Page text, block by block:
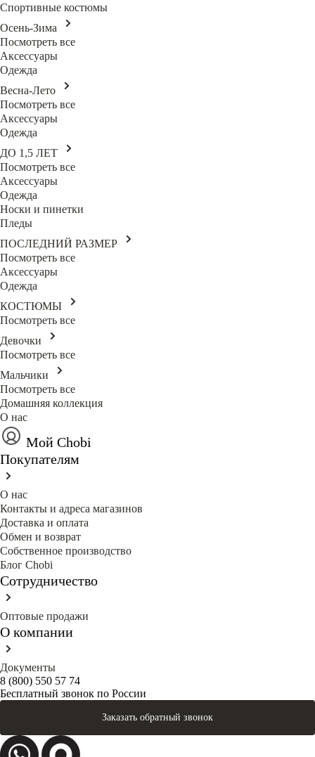
Спортивные костюмы
Осень-Зима
Посмотреть все
Аксессуары
Одежда
Весна-Лето
Посмотреть все
Аксессуары
Одежда
ДО 1,5 ЛЕТ
Посмотреть все
Аксессуары
Одежда
Носки и пинетки
Пледы
ПОСЛЕДНИЙ РАЗМЕР
Посмотреть все
Аксессуары
Одежда
КОСТЮМЫ
Посмотреть все
Девочки
Посмотреть все
Мальчики
Посмотреть все
Домашняя коллекция
О нас
Мой Chobi
Покупателям
О нас
Контакты и адреса магазинов
Доставка и оплата
Обмен и возврат
Собственное производство
Блог Сhobi
Сотрудничество
Оптовые продажи
О компании
Документы
8 (800) 550 57 74
Бесплатный звонок по России
Заказать обратный звонок